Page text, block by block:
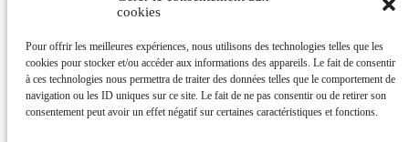
cookies
Pour offrir les meilleures expériences, nous utilisons des technologies telles que les
cookies pour stocker et/ou accéder aux informations des appareils. Le fait de consentir
à ces technologies nous permettra de traiter des données telles que le comportement de
navigation ou les ID uniques sur ce site. Le fait de ne pas consentir ou de retirer son
consentement peut avoir un effet négatif sur certaines caractéristiques et fonctions.
Si vous souhaitez devenir un expert pour entretenir votre vélo en
hiver, vous pouvez vous inscrire à l’une de nos formations ‘vélo
d’hiver’ :En savoir plus.